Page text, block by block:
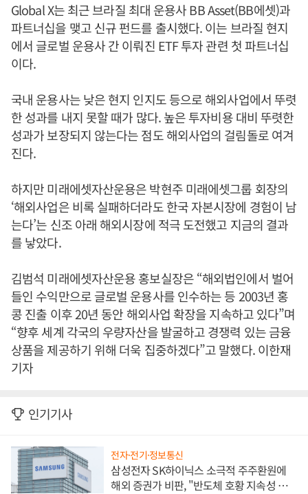
Global X는 최근 브라질 최대 운용사 BB Asset(BB에셋)과
파트너십을 맺고 신규 펀드를 출시했다. 이는 브라질 현지
에서 글로벌 운용사 간 이뤄진 ETF 투자 관련 첫 파트너십
이다.
국내 운용사는 낮은 현지 인지도 등으로 해외사업에서 뚜렷
한 성과를 내지 못할 때가 많다. 높은 투자비용 대비 뚜렷한
성과가 보장되지 않는다는 점도 해외사업의 걸림돌로 여겨
진다.
하지만 미래에셋자산운용은 박현주 미래에셋그룹 회장의
‘해외사업은 비록 실패하더라도 한국 자본시장에 경험이 남
는다’는 신조 아래 해외시장에 적극 도전했고 지금의 결과
를 낳았다.
김범석 미래에셋자산운용 홍보실장은 “해외법인에서 벌어
들인 수익만으로 글로벌 운용사를 인수하는 등 2003년 홍
콩 진출 이후 20년 동안 해외사업 확장을 지속하고 있다”며
“향후 세계 각국의 우량자산을 발굴하고 경쟁력 있는 금융
상품을 제공하기 위해 더욱 집중하겠다”고 말했다. 이한재
기자
인기기사
전자·전기·정보통신
삼성전자 SK하이닉스 소극적 주주환원에
해외 증권가 비판, "반도체 호황 지속성 의